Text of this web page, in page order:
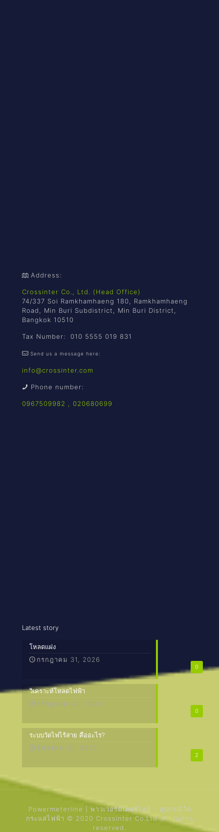
Address:
Crossinter Co., Ltd. (Head Office)
74/337 Soi Ramkhamhaeng 180, Ramkhamhaeng
Road, Min Buri Subdistrict, Min Buri District,
Bangkok 10510
Tax Number: 010 5555 019 831
Send us a message here:
info@crossinter.com
Phone number:
0967509982 , 020680699
Latest story
0
โหลดแฝง
กรกฎาคม 31, 2026
0
วิเคราะห์โหลดไฟฟ้า
กรกฎาคม 24, 2026
2
ระบบวัดไฟไร้สาย คืออะไร?
ธันวาคม 29, 2025
Powermeterline | พาวเวอร์มิเตอร์ไลน์ - อุปกรณ์วัด
กระแสไฟฟ้า © 2020 Crossinter Co.Ltd .All rights
reserved.